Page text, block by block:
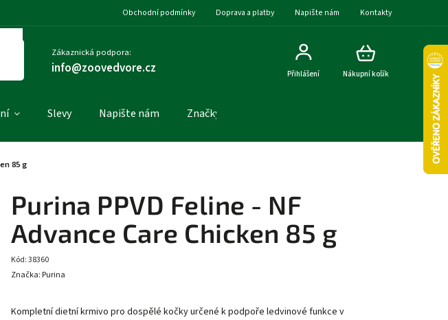
Obchodní podmínky Doprava a platby Napište nám Kontakty
Zákaznická podpora:
info@zoovedvore.cz Nákupní košík
Přihlášení
Slevy Napište nám Značky
85 g
Purina PPVD Feline - NF
Advance Care Chicken 85 g
Kód:38360
Kompletní dietní krmivo pro dospělé kočky určené k podpoře ledvinové funkce v
Značka: Purina